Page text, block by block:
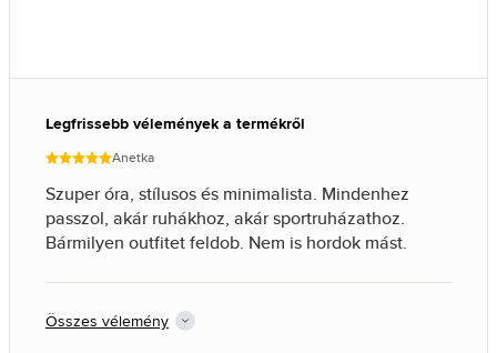
Legfrissebb vélemények a termékről
Anetka
Szuper óra, stílusos és minimalista. Mindenhez
passzol, akár ruhákhoz, akár sportruházathoz.
Bármilyen outfitet feldob. Nem is hordok mást.
Összes vélemény